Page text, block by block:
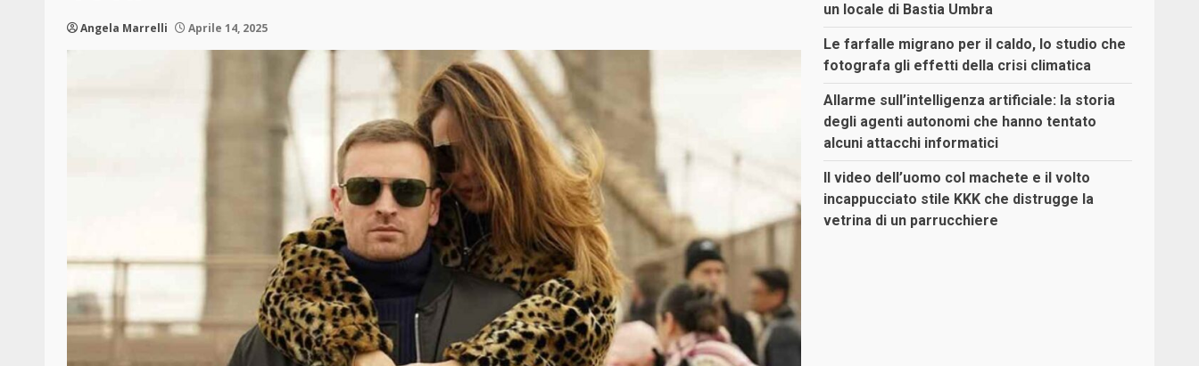
Angela Marrelli Aprile 14, 2025
un locale di Bastia Umbra
Le farfalle migrano per il caldo, lo studio che
fotografa gli effetti della crisi climatica
Allarme sull’intelligenza artificiale: la storia
degli agenti autonomi che hanno tentato
alcuni attacchi informatici
Il video dell’uomo col machete e il volto
incappucciato stile KKK che distrugge la
vetrina di un parrucchiere